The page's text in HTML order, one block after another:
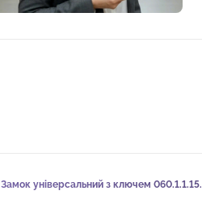
Замок універсальний з ключем